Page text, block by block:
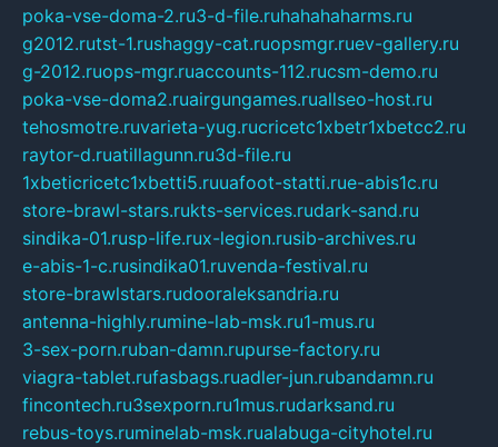
poka-vse-doma-2.ru3-d-file.ruhahahaharms.ru
g2012.rutst-1.rushaggy-cat.ruopsmgr.ruev-gallery.ru
g-2012.ruops-mgr.ruaccounts-112.rucsm-demo.ru
poka-vse-doma2.ruairgungames.ruallseo-host.ru
tehosmotre.ruvarieta-yug.rucricetc1xbetr1xbetcc2.ru
raytor-d.ruatillagunn.ru3d-file.ru
1xbeticricetc1xbetti5.ruuafoot-statti.rue-abis1c.ru
store-brawl-stars.rukts-services.rudark-sand.ru
sindika-01.rusp-life.rux-legion.rusib-archives.ru
e-abis-1-c.rusindika01.ruvenda-festival.ru
store-brawlstars.rudooraleksandria.ru
antenna-highly.rumine-lab-msk.ru1-mus.ru
3-sex-porn.ruban-damn.rupurse-factory.ru
viagra-tablet.rufasbags.ruadler-jun.rubandamn.ru
fincontech.ru3sexporn.ru1mus.rudarksand.ru
rebus-toys.ruminelab-msk.rualabuga-cityhotel.ru